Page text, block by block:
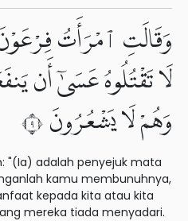
وَقَالَتِ ٱمْرَأَتُ
لَا تَقْتُلُوهُ عَسَىٰٓ أَن
وَهُمْ لَا يَشْعُرُونَ ٩
"(Ia) adalah penyejuk mata
kamu membunuhnya,
kepada kita atau kita
mereka tiada menyadari.